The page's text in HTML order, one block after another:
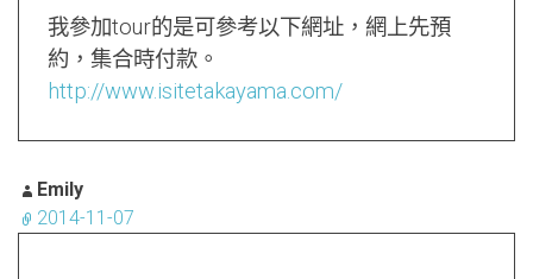
我參加tour的是可參考以下網址，網上先預
約，集合時付款。
http://www.isitetakayama.com/
Emily
2014-11-07